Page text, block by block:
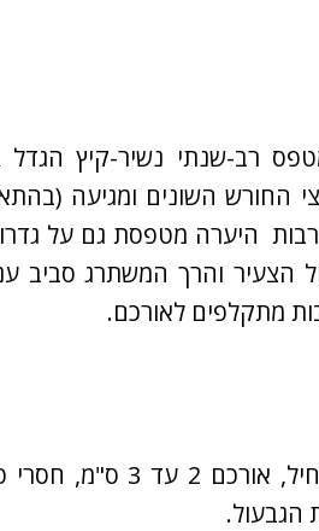
רב-שנתי נשיר-קיץ הגדל
החורש השונים ומגיעה
עד לגובה של 6 מטר. לעיתים רבות היערה מטפסת גם
הצעיר והרך המשתרג סביב
מתקלפים לאורכם.
העלים נגדיים, תמימים, אליפטיים וצבעם ירוק בהיר
הגבעול.